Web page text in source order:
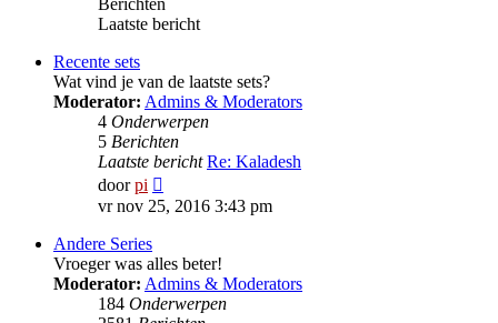
Berichten
Laatste bericht
Recente sets
Wat vind je van de laatste sets?
Moderator: Admins & Moderators
4 Onderwerpen
5 Berichten
Laatste bericht Re: Kaladesh
doorpi
laatste
vr nov 25, 2016 3:43 pm
Andere Series
Vroeger was alles beter!
Moderator: Admins & Moderators
184 Onderwerpen